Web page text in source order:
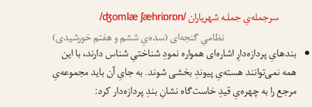
سرجمله‌یِجملـه شهریاران /ʤomlæ ʃæhriɒrɒn/
نظامیِ گنجه‌ای (سده‌یِ ششم و هفتم خورشیدی)
بندهایِ پردازه‌دارِ اشاره‌ای همواره نمودِ شناختیِ شناس دارند، با این
همه نمی‌توانند هسته‌یِ پیوندِ بخشی شوند. به جایِ آن باید مجموعه‌یِ
مرجع را به چهره‌یِ قیدِ خاست‌گاه نشانِ بندِ پردازه‌دار کرد: